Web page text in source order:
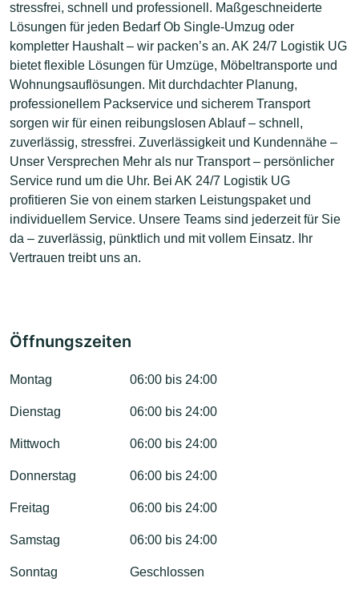
stressfrei, schnell und professionell. Maßgeschneiderte
Lösungen für jeden Bedarf Ob Single-Umzug oder
kompletter Haushalt – wir packen’s an. AK 24/7 Logistik UG
bietet flexible Lösungen für Umzüge, Möbeltransporte und
Wohnungsauflösungen. Mit durchdachter Planung,
professionellem Packservice und sicherem Transport
sorgen wir für einen reibungslosen Ablauf – schnell,
zuverlässig, stressfrei. Zuverlässigkeit und Kundennähe –
Unser Versprechen Mehr als nur Transport – persönlicher
Service rund um die Uhr. Bei AK 24/7 Logistik UG
profitieren Sie von einem starken Leistungspaket und
individuellem Service. Unsere Teams sind jederzeit für Sie
da – zuverlässig, pünktlich und mit vollem Einsatz. Ihr
Vertrauen treibt uns an.
Öffnungszeiten
Montag 06:00 bis 24:00
Dienstag 06:00 bis 24:00
Mittwoch 06:00 bis 24:00
Donnerstag 06:00 bis 24:00
Freitag 06:00 bis 24:00
Samstag 06:00 bis 24:00
Sonntag Geschlossen